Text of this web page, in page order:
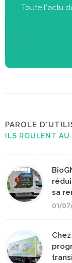
Toute l'actu
PAROLE
ILS ROULENT
sa
01/